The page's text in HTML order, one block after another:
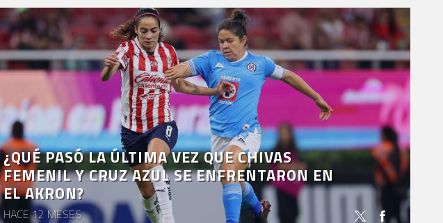
¿QUÉ PASÓ LA ÚLTIMA VEZ QUE CHIVAS
FEMENIL Y CRUZ AZUL SE ENFRENTARON EN
EL AKRON?
HACE 12 MESES